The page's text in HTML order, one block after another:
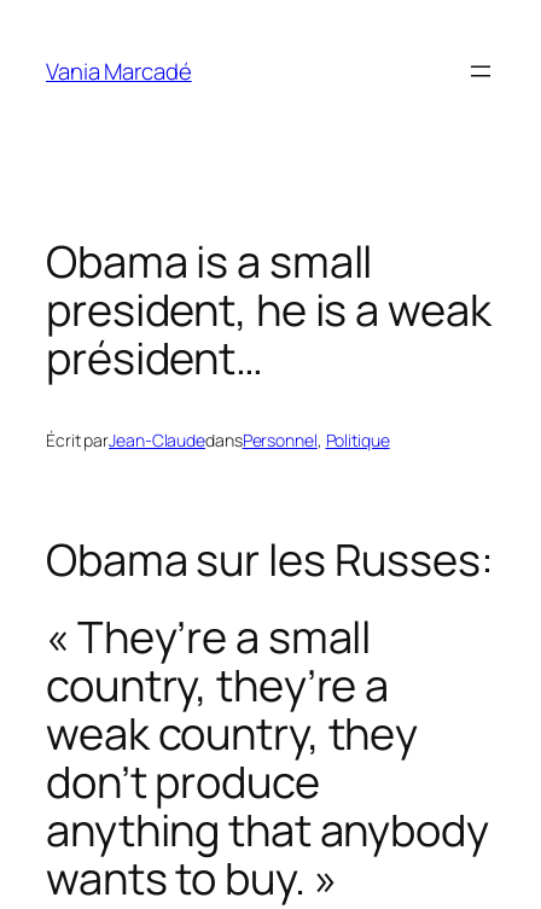
contenu
Vania Marcadé
Obama is a small
president, he is a weak
président…
Écrit parJean-ClaudedansPersonnel, Politique
Obama sur les Russes:
« They’re a small
country, they’re a
weak country, they
don’t produce
anything that anybody
wants to buy. »